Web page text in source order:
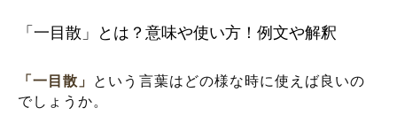
「一目散」とは？意味や使い方！例文や解釈
「一目散」 という言葉はどの様な時に使えば良いの
でしょうか。